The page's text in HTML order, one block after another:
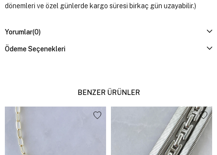
dönemleri ve özel günlerde kargo süresi birkaç gün uzayabilir.)
Yorumlar(0)
Ödeme Seçenekleri
BENZER ÜRÜNLER